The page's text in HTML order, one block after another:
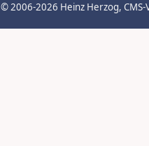
© 2006-2026 Heinz Herzog,